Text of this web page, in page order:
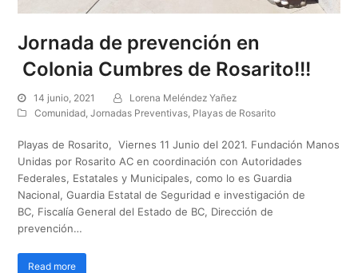
Jornada de prevención en
Colonia Cumbres de Rosarito!!!
14 junio, 2021
Lorena Meléndez Yañez
Comunidad,Jornadas Preventivas, Playas de Rosarito
Playas de Rosarito, Viernes 11 Junio del 2021. Fundación Manos
Unidas por Rosarito AC en coordinación con Autoridades
Federales, Estatales y Municipales, como lo es Guardia
Nacional, Guardia Estatal de Seguridad e investigación de
BC, Fiscalía General del Estado de BC, Dirección de
prevención…
Read more